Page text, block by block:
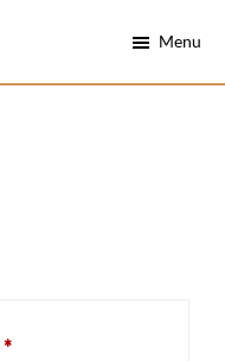
Menu
*Obrigatório